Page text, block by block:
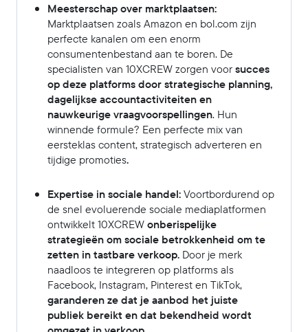
Meesterschap over marktplaatsen:
Marktplaatsen zoals Amazon en bol.com zijn
perfecte kanalen om een enorm
consumentenbestand aan te boren. De
specialisten van 10XCREW zorgen voorsucces
op deze platforms door strategische planning,
dagelijkse accountactiviteiten en
nauwkeurige vraagvoorspellingen. Hun
winnende formule? Een perfecte mix van
eersteklas content, strategisch adverteren en
tijdige promoties.
Expertise in sociale handel:Voortbordurend op
de snel evoluerende sociale mediaplatformen
ontwikkelt 10XCREWonberispelijke
strategieën om sociale betrokkenheid om te
zetten in tastbare verkoop. Door je merk
naadloos te integreren op platforms als
Facebook, Instagram, Pinterest en TikTok,
garanderen ze dat je aanbod het juiste
publiek bereikt en dat bekendheid wordt